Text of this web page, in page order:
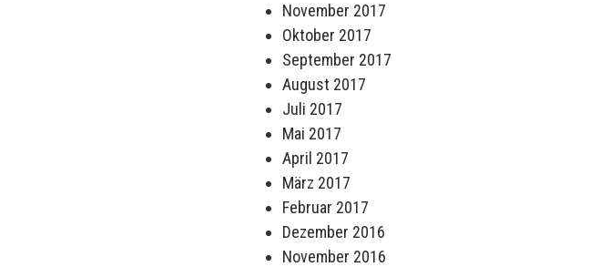
November 2017
Oktober 2017
September 2017
August 2017
Juli 2017
Mai 2017
April 2017
März 2017
Februar 2017
Dezember 2016
November 2016